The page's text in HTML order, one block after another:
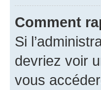
Comment
Si
devriez voir
vous